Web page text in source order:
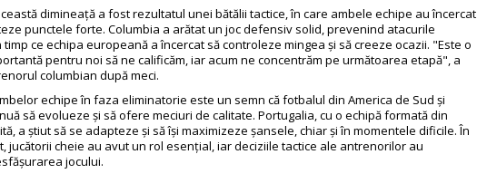
dimineață a fost rezultatul unei bătălii tactice, în care ambele echipe au încercat
punctele forte. Columbia a arătat un joc defensiv solid, prevenind atacurile
timp ce echipa europeană a încercat să controleze mingea și să creeze ocazii. "Este o
pentru noi să ne calificăm, iar acum ne concentrăm pe următoarea etapă", a
columbian după meci.
echipe în faza eliminatorie este un semn că fotbalul din America de Sud și
să evolueze și să ofere meciuri de calitate. Portugalia, cu o echipă formată din
a știut să se adapteze și să își maximizeze șansele, chiar și în momentele dificile. În
jucătorii cheie au avut un rol esențial, iar deciziile tactice ale antrenorilor au
jocului.